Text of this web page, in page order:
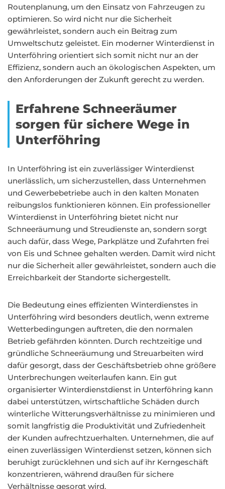
Routenplanung, um den Einsatz von Fahrzeugen zu
optimieren. So wird nicht nur die Sicherheit
gewährleistet, sondern auch ein Beitrag zum
Umweltschutz geleistet. Ein moderner Winterdienst in
Unterföhring orientiert sich somit nicht nur an der
Effizienz, sondern auch an ökologischen Aspekten, um
den Anforderungen der Zukunft gerecht zu werden.
Erfahrene Schneeräumer
sorgen für sichere Wege in
Unterföhring
In Unterföhring ist ein zuverlässiger Winterdienst
unerlässlich, um sicherzustellen, dass Unternehmen
und Gewerbebetriebe auch in den kalten Monaten
reibungslos funktionieren können. Ein professioneller
Winterdienst in Unterföhring bietet nicht nur
Schneeräumung und Streudienste an, sondern sorgt
auch dafür, dass Wege, Parkplätze und Zufahrten frei
von Eis und Schnee gehalten werden. Damit wird nicht
nur die Sicherheit aller gewährleistet, sondern auch die
Erreichbarkeit der Standorte sichergestellt.
Die Bedeutung eines effizienten Winterdienstes in
Unterföhring wird besonders deutlich, wenn extreme
Wetterbedingungen auftreten, die den normalen
Betrieb gefährden könnten. Durch rechtzeitige und
gründliche Schneeräumung und Streuarbeiten wird
dafür gesorgt, dass der Geschäftsbetrieb ohne größere
Unterbrechungen weiterlaufen kann. Ein gut
organisierter Winterdienstdienst in Unterföhring kann
dabei unterstützen, wirtschaftliche Schäden durch
winterliche Witterungsverhältnisse zu minimieren und
somit langfristig die Produktivität und Zufriedenheit
der Kunden aufrechtzuerhalten. Unternehmen, die auf
einen zuverlässigen Winterdienst setzen, können sich
beruhigt zurücklehnen und sich auf ihr Kerngeschäft
konzentrieren, während draußen für sichere
Verhältnisse gesorgt wird.